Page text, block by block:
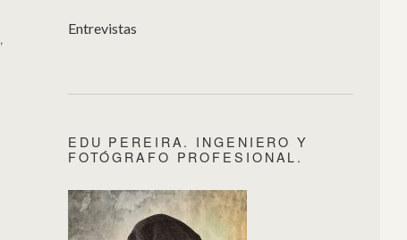
,
Entrevistas
EDU PEREIRA. INGENIERO Y
FOTÓGRAFO PROFESIONAL.